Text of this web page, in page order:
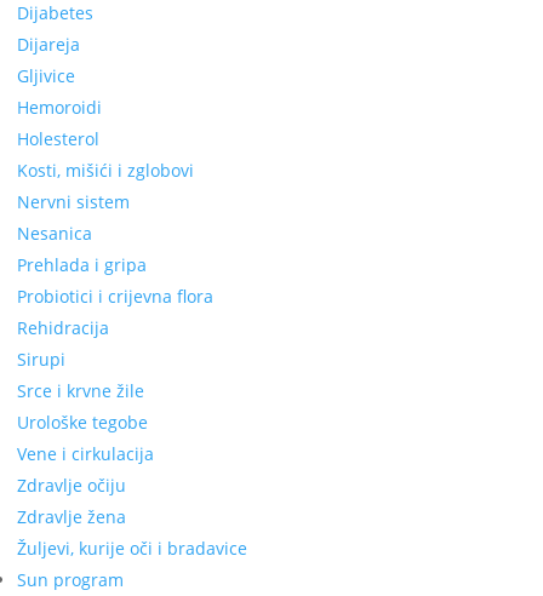
Dijabetes
Dijareja
Gljivice
Hemoroidi
Holesterol
Kosti, mišići i zglobovi
Nervni sistem
Nesanica
Prehlada i gripa
Probiotici i crijevna flora
Rehidracija
Sirupi
Srce i krvne žile
Urološke tegobe
Vene i cirkulacija
Zdravlje očiju
Zdravlje žena
Žuljevi, kurije oči i bradavice
Sun program